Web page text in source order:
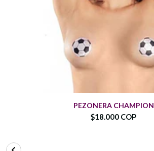
PEZONERA CHAMPION
$18.000 COP